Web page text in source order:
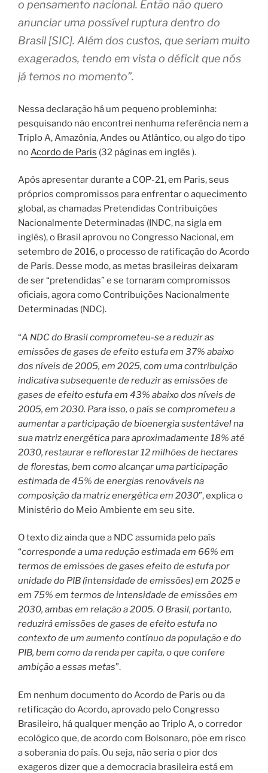
o pensamento nacional. Então não quero
anunciar uma possível ruptura dentro do
Brasil [SIC]. Além dos custos, que seriam muito
exagerados, tendo em vista o déficit que nós
já temos no momento”.
Nessa declaração há um pequeno probleminha:
pesquisando não encontrei nenhuma referência nem a
Triplo A, Amazônia, Andes ou Atlântico, ou algo do tipo
no Acordo de Paris (32 páginas em inglês ).
Após apresentar durante a COP-21, em Paris, seus
próprios compromissos para enfrentar o aquecimento
global, as chamadas Pretendidas Contribuições
Nacionalmente Determinadas (INDC, na sigla em
inglês), o Brasil aprovou no Congresso Nacional, em
setembro de 2016, o processo de ratificação do Acordo
de Paris. Desse modo, as metas brasileiras deixaram
de ser “pretendidas” e se tornaram compromissos
oficiais, agora como Contribuições Nacionalmente
Determinadas (NDC).
“A NDC do Brasil comprometeu-se a reduzir as
emissões de gases de efeitoestufa em 37% abaixo
dos níveis de 2005, em 2025, com uma contribuição
indicativa subsequente de reduzir as emissões de
gases de efeito estufa em 43% abaixo dos níveis de
2005, em 2030. Para isso, o país se comprometeu a
aumentar a participação de bioenergia sustentável na
sua matriz energética para aproximadamente 18% até
2030, restaurar e reflorestar 12 milhões de hectares
de florestas, bem como alcançar uma participação
estimada de 45% de energias renováveis na
composição da matriz energética em 2030”, explica o
Ministério do Meio Ambiente em seu site.
O texto diz ainda que a NDC assumida pelo país
“corresponde a uma redução estimada em 66% em
termos de emissões de gases efeito de estufa por
unidade do PIB (intensidade de emissões) em 2025 e
em 75% em termos de intensidade de emissões em
2030, ambas em relação a 2005. O Brasil, portanto,
reduzirá emissões de gases de efeito estufa no
contexto de um aumento contínuo da população e do
PIB, bem como da renda per capita, o que confere
ambição a essas metas”.
Em nenhum documento do Acordo de Paris ou da
retificação do Acordo, aprovado pelo Congresso
Brasileiro, há qualquer menção ao Triplo A, o corredor
ecológico que, de acordo com Bolsonaro, põe em risco
a soberania do país. Ou seja, não seria o pior dos
exageros dizer que a democracia brasileira está em